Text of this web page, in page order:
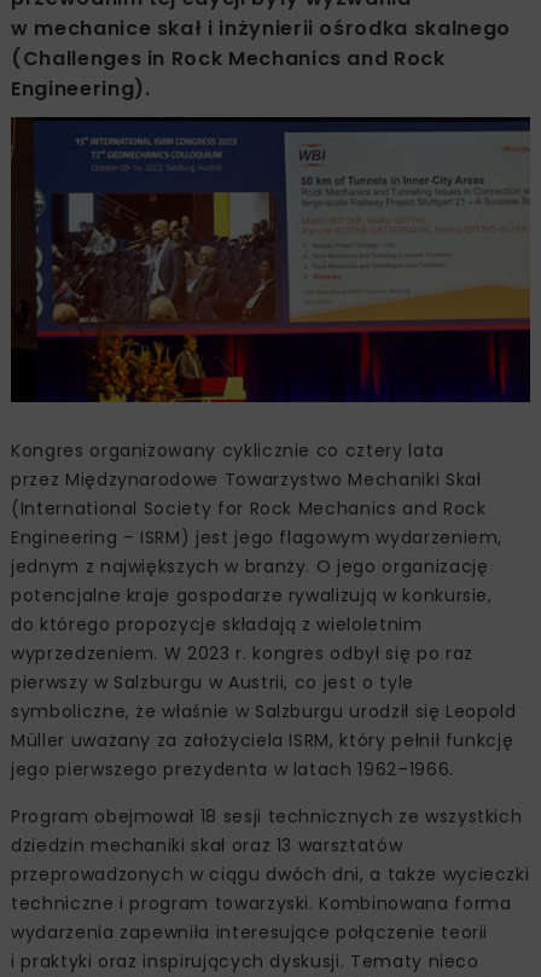
w mechanice skał i inżynierii ośrodka skalnego
(Challenges in Rock Mechanics and Rock
Engineering).
Kongres organizowany cyklicznie co cztery lata
przez Międzynarodowe Towarzystwo Mechaniki Skał
(International Society for Rock Mechanics and Rock
Engineering – ISRM) jest jego flagowym wydarzeniem,
jednym z największych w branży. O jego organizację
potencjalne kraje gospodarze rywalizują w konkursie,
do którego propozycje składają z wieloletnim
wyprzedzeniem. W 2023 r. kongres odbył się po raz
pierwszy w Salzburgu w Austrii, co jest o tyle
symboliczne, że właśnie w Salzburgu urodził się Leopold
Müller uważany za założyciela ISRM, który pełnił funkcję
jego pierwszego prezydenta w latach 1962–1966.
Program obejmował 18 sesji technicznych ze wszystkich
dziedzin mechaniki skał oraz 13 warsztatów
przeprowadzonych w ciągu dwóch dni, a także wycieczki
techniczne i program towarzyski. Kombinowana forma
wydarzenia zapewniła interesujące połączenie teorii
i praktyki oraz inspirujących dyskusji. Tematy nieco